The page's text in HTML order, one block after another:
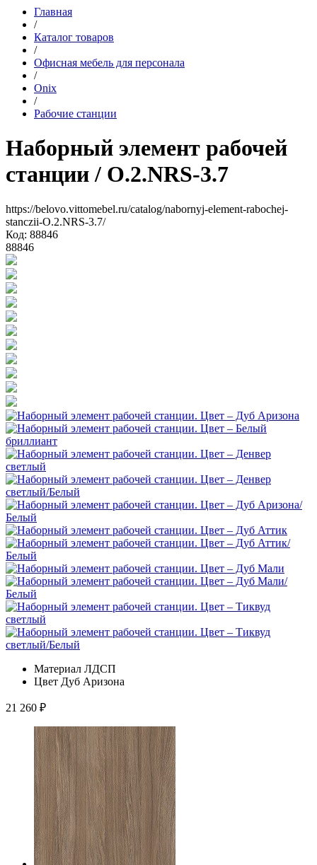
Главная
/
Каталог товаров
/
Офисная мебель для персонала
/
Onix
/
Рабочие станции
Наборный элемент рабочей
станции / O.2.NRS-3.7
https://belovo.vittomebel.ru/catalog/nabornyj-element-rabochej-
stanczii-O.2.NRS-3.7/
Код: 88846
88846
Материал ЛДСП
Цвет Дуб Аризона
21 260 ₽